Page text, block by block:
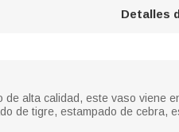
Detalles
alta calidad, este vaso viene
de tigre, estampado de cebra,